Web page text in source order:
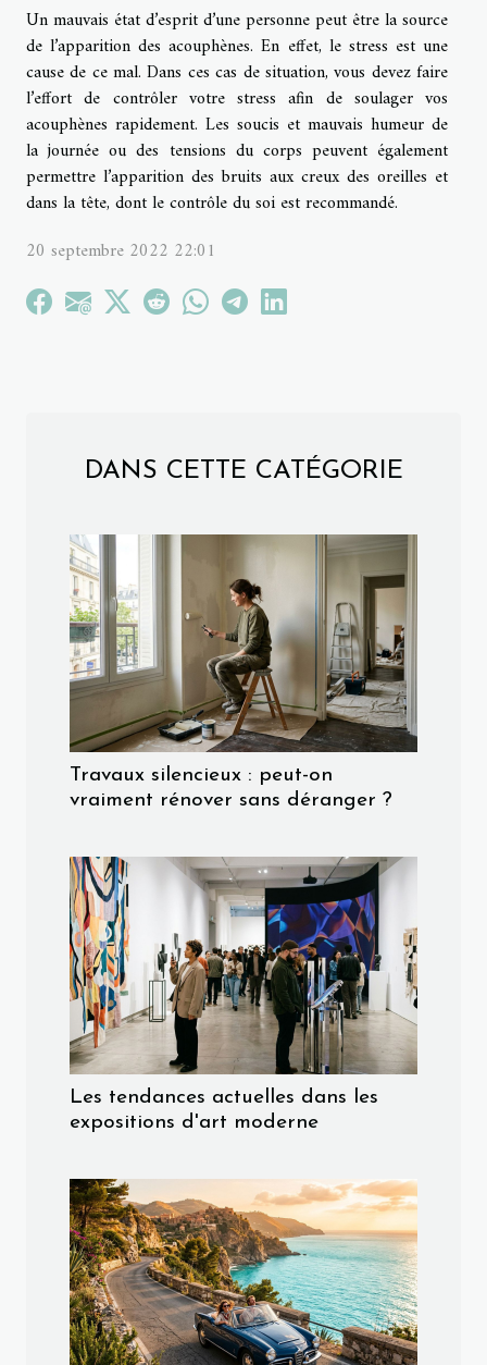
Un mauvais état d’esprit d’une personne peut être la source
de l’apparition des acouphènes. En effet, le stress est une
cause de ce mal. Dans ces cas de situation, vous devez faire
l’effort de contrôler votre stress afin de soulager vos
acouphènes rapidement. Les soucis et mauvais humeur de
la journée ou des tensions du corps peuvent également
permettre l’apparition des bruits aux creux des oreilles et
dans la tête, dont le contrôle du soi est recommandé.
20 septembre 2022 22:01
DANS CETTE CATÉGORIE
Travaux silencieux : peut-on
vraiment rénover sans déranger ?
Les tendances actuelles dans les
expositions d'art moderne